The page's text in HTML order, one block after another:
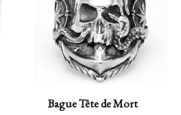
Bague Tête de Mort